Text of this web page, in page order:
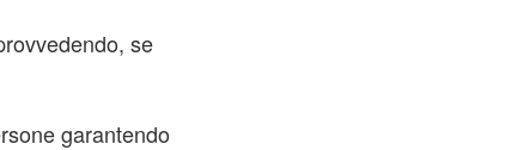
se
garantendo